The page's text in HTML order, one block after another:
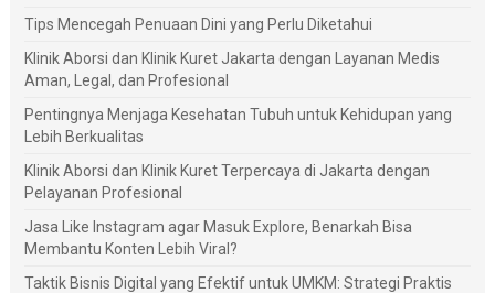
Tips Mencegah Penuaan Dini yang Perlu Diketahui
Klinik Aborsi dan Klinik Kuret Jakarta dengan Layanan Medis
Aman, Legal, dan Profesional
Pentingnya Menjaga Kesehatan Tubuh untuk Kehidupan yang
Lebih Berkualitas
Klinik Aborsi dan Klinik Kuret Terpercaya di Jakarta dengan
Pelayanan Profesional
Jasa Like Instagram agar Masuk Explore, Benarkah Bisa
Membantu Konten Lebih Viral?
Taktik Bisnis Digital yang Efektif untuk UMKM: Strategi Praktis